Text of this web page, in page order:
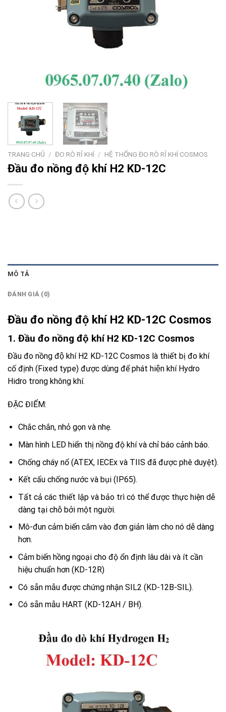
TRANG CHỦ / ĐO RÒ RỈ KHÍ / HỆ THỐNG ĐO RÒ RỈ KHÍ COSMOS
Đầu đo nồng độ khí H2 KD-12C
MÔ TẢ
ĐÁNH GIÁ (0)
Đầu đo nồng độ khí H2 KD-12C Cosmos
1. Đầu đo nồng độ khí H2 KD-12C Cosmos
Đầu đo nồng độ khí H2 KD-12C Cosmos là thiết bị đo khí
cố định (Fixed type) được dùng để phát hiện khí Hydro
Hidro trong không khí.
ĐẶC ĐIỂM:
Chắc chắn, nhỏ gọn và nhẹ.
Màn hình LED hiển thị nồng độ khí và chỉ báo cảnh báo.
Chống cháy nổ (ATEX, IECEx và TIIS đã được phê duyệt).
Kết cấu chống nước và bụi (IP65).
Tất cả các thiết lập và bảo trì có thể được thực hiện dễ
dàng tại chỗ bởi một người.
Mô-đun cảm biến cắm vào đơn giản làm cho nó dễ dàng
hơn.
Cảm biến hồng ngoại cho độ ổn định lâu dài và ít cần
hiệu chuẩn hơn (KD-12R)
Có sẵn mẫu được chứng nhận SIL2 (KD-12B-SIL).
Có sẵn mẫu HART (KD-12AH / BH).